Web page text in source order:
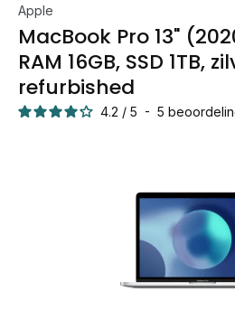
Apple
MacBook Pro 13"
RAM 16GB, SSD 1TB,
refurbished
4.2 / 5 - 5